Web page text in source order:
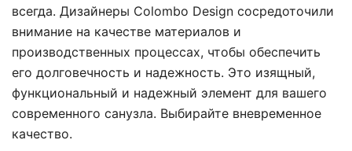
всегда. Дизайнеры Colombo Design сосредоточили
внимание на качестве материалов и
производственных процессах, чтобы обеспечить
его долговечность и надежность. Это изящный,
функциональный и надежный элемент для вашего
современного санузла. Выбирайте вневременное
качество.